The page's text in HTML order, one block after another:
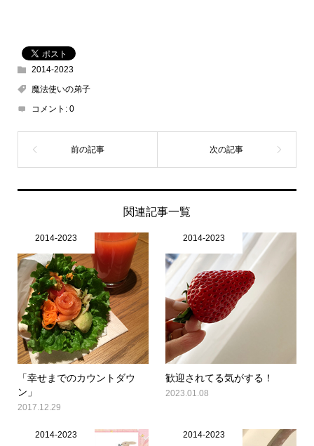
2014-2023
魔法使いの弟子
コメント: 0
関連記事一覧
2014-2023
「幸せまでのカウントダウ
ン」
2017.12.29
2014-2023
歓迎されてる気がする！
2023.01.08
2014-2023 2014-2023